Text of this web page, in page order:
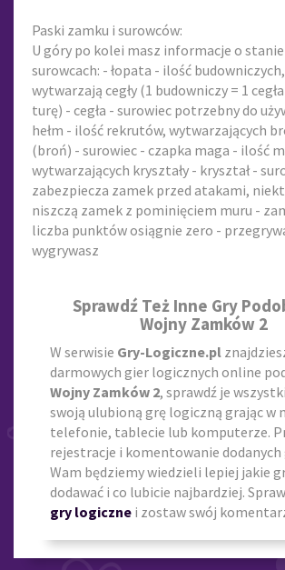
Paski zamku i surowców:
U góry po kolei masz informacje o
surowcach: - łopata - ilość
wytwarzają cegły (1 budowniczy = 1
turę) - cegła - surowiec potrzebny do
hełm - ilość rekrutów, wytwarzających
(broń) - surowiec - czapka maga - ilość
wytwarzających kryształy - kryształ -
zabezpiecza zamek przed atakami,
niszczą zamek z pominięciem muru -
liczba punktów osiągnie zero -
wygrywasz
Sprawdź Też Inne Gry
Wojny Zamków 2
W serwisie Gry-Logiczne.pl
darmowych gier logicznych online
Wojny Zamków 2, sprawdź je
swoją ulubioną grę logiczną grając w
telefonie, tablecie lub komputerze.
rejestracje i komentowanie dodanych
Wam będziemy wiedzieli lepiej jakie
dodawać i co lubicie najbardziej.
gry logiczne i zostaw swój